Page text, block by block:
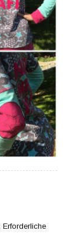
Erforderliche